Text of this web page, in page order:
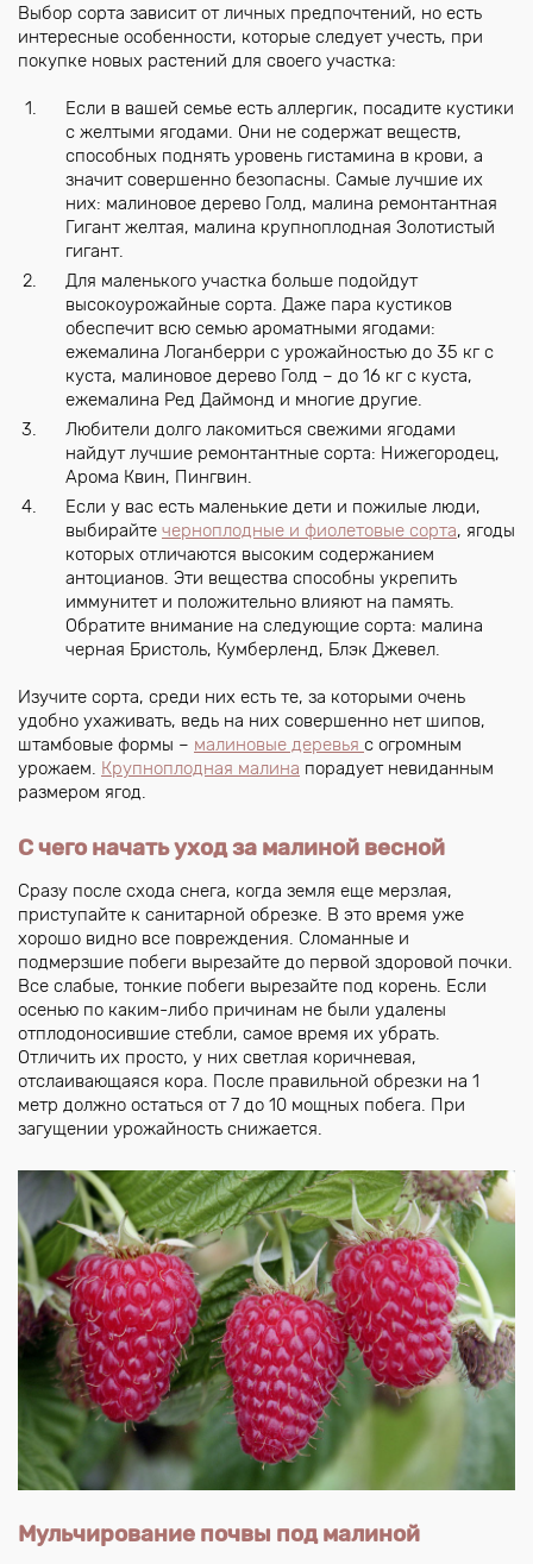
Выбор сорта зависит от личных предпочтений, но есть
интересные особенности, которые следует учесть, при
покупке новых растений для своего участка:
Если в вашей семье есть аллергик, посадите кустики
с желтыми ягодами. Они не содержат веществ,
способных поднять уровень гистамина в крови, а
значит совершенно безопасны. Самые лучшие их
них: малиновое дерево Голд, малина ремонтантная
Гигант желтая, малина крупноплодная Золотистый
гигант.
Для маленького участка больше подойдут
высокоурожайные сорта. Даже пара кустиков
обеспечит всю семью ароматными ягодами:
ежемалина Логанберри с урожайностью до 35 кг с
куста, малиновое дерево Голд – до 16 кг с куста,
ежемалина Ред Даймонд и многие другие.
Любители долго лакомиться свежими ягодами
найдут лучшие ремонтантные сорта: Нижегородец,
Арома Квин, Пингвин.
Если у вас есть маленькие дети и пожилые люди,
выбирайте черноплодные и фиолетовые сорта, ягоды
которых отличаются высоким содержанием
антоцианов. Эти вещества способны укрепить
иммунитет и положительно влияют на память.
Обратите внимание на следующие сорта: малина
черная Бристоль, Кумберленд, Блэк Джевел.
Изучите сорта, среди них есть те, за которыми очень
удобно ухаживать, ведь на них совершенно нет шипов,
штамбовые формы – малиновые деревья с огромным
урожаем. Крупноплодная малина порадует невиданным
размером ягод.
С чего начать уход за малиной весной
Сразу после схода снега, когда земля еще мерзлая,
приступайте к санитарной обрезке. В это время уже
хорошо видно все повреждения. Сломанные и
подмерзшие побеги вырезайте до первой здоровой почки.
Все слабые, тонкие побеги вырезайте под корень. Если
осенью по каким-либо причинам не были удалены
отплодоносившие стебли, самое время их убрать.
Отличить их просто, у них светлая коричневая,
отслаивающаяся кора. После правильной обрезки на 1
метр должно остаться от 7 до 10 мощных побега. При
загущении урожайность снижается.
Мульчирование почвы под малиной